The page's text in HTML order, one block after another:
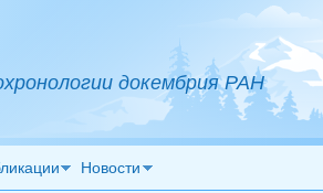
докембрия РАН
Новости